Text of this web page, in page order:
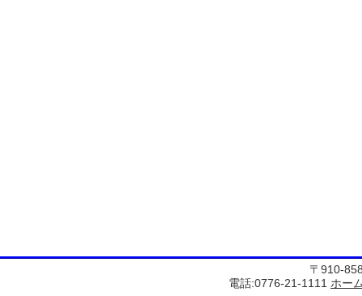
〒910-
電話:0776-21-1111 ホー